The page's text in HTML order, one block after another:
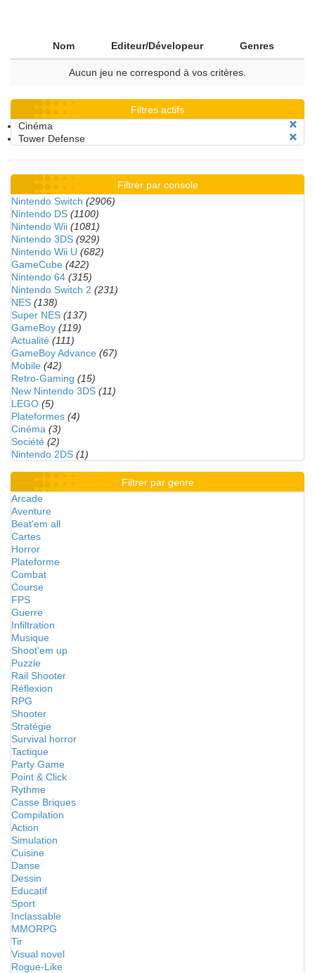
Nom Editeur/Dévelopeur Genres
Aucun jeu ne correspond à vos critères.
Filtres actifs
Cinéma
Tower Defense
Filtrer par console
Nintendo Switch (2906)
Nintendo DS (1100)
Nintendo Wii (1081)
Nintendo 3DS (929)
Nintendo Wii U (682)
GameCube (422)
Nintendo 64 (315)
Nintendo Switch 2 (231)
NES (138)
Super NES (137)
GameBoy (119)
Actualité (111)
GameBoy Advance (67)
Mobile (42)
Retro-Gaming (15)
New Nintendo 3DS (11)
LEGO (5)
Plateformes (4)
Cinéma (3)
Société (2)
Nintendo 2DS (1)
Filtrer par genre
Arcade
Aventure
Beat'em all
Cartes
Horror
Plateforme
Combat
Course
FPS
Guerre
Infiltration
Musique
Shoot'em up
Puzzle
Rail Shooter
Réflexion
RPG
Shooter
Stratégie
Survival horror
Tactique
Party Game
Point & Click
Rythme
Casse Briques
Compilation
Action
Simulation
Cuisine
Danse
Dessin
Educatif
Sport
Inclassable
MMORPG
Tir
Visual novel
Rogue-Like